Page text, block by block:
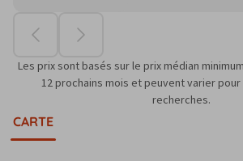
Les prix sont basés sur le prix médian
12 prochains mois et peuvent varier
recherches.
CARTE